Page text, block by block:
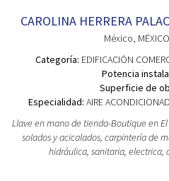
CAROLINA HERRERA
México ,
Categoría: EDIFICACIÓN
Potencia
Superficie de
Especialidad: AIRE
Llave en mano de tienda-Boutique en El
solados y acicalados, carpintería de
hidráulica, sanitaria, electrica,